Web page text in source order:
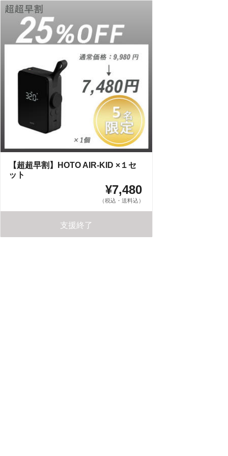
【超超早割】HOTO AIR-KID ×１セ
ット
¥7,480
（税込・送料込）
支援終了